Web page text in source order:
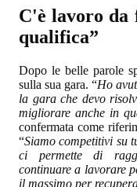
C'è lavoro da
qualifica”
Dopo le belle parole
sulla sua gara. “Ho
la gara che devo
migliorare anche in
confermata come
“Siamo competitivi su
ci permette di
continuare a lavorare
il massimo per